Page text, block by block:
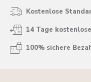
Kostenlose
14 Tage
100% sichere